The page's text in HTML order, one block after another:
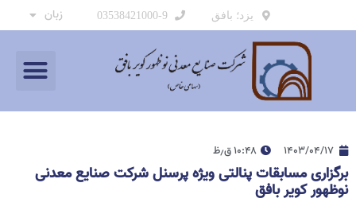
یزد؛ بافق 03538421000-9 زبان
۱۴۰۳/۰۴/۱۷ ۱۰:۴۸ ق٫ظ
برگزاری مسابقات پنالتی ویژه پرسنل شرکت صنایع معدنی
نوظهور کویر بافق